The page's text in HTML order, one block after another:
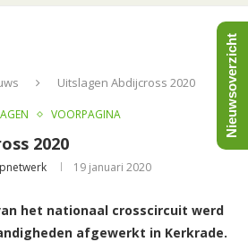
Uitslagen Abdijcross 2020
VOORPAGINA
2020
19 januari 2020
het nationaal crosscircuit werd
afgewerkt in Kerkrade.
Nieuwsoverzicht